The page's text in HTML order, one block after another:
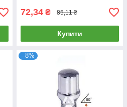
72,34 ₴ 85,11 ₴
Купити
–8%